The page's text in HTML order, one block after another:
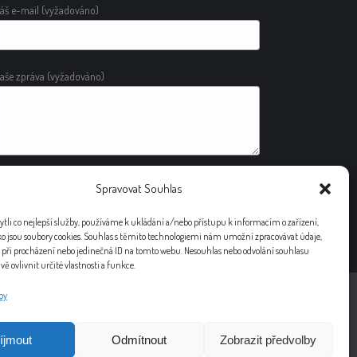
Spravovat Souhlas
co nejlepší služby, používáme k ukládání a/nebo přístupu k informacím o zařízení,
jsou soubory cookies. Souhlas s těmito technologiemi nám umožní zpracovávat údaje,
procházení nebo jedinečná ID na tomto webu. Nesouhlas nebo odvolání souhlasu
ovlivnit určité vlastnosti a funkce.
Odmítnout Zobrazit předvolby
e-mail (vyžadováno)
zpráva (vyžadováno)
Kontakt Blog Zásady cookies (EU)